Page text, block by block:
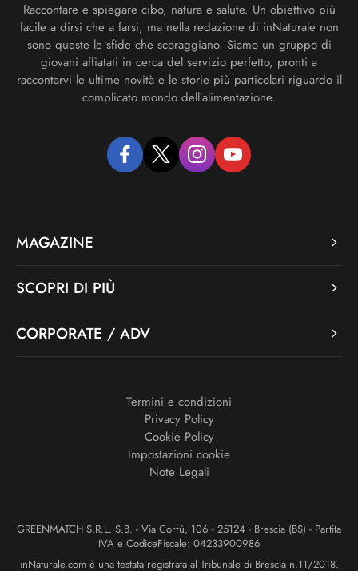
Raccontare e spiegare cibo, natura e salute. Un obiettivo più
facile a dirsi che a farsi, ma nella redazione di inNaturale non
sono queste le sfide che scoraggiano. Siamo un gruppo di
giovani affiatati in cerca del servizio perfetto, pronti a
raccontarvi le ultime novità e le storie più particolari riguardo il
complicato mondo dell’alimentazione.
facebooktwitter instagramyoutube
MAGAZINE
SCOPRI DI PIÙ
CORPORATE / ADV
Termini e condizioni
Privacy Policy
Cookie Policy
Impostazioni cookie
Note Legali
GREENMATCH S.R.L. S.B. - Via Corfù, 106 - 25124 - Brescia (BS) - Partita
IVA e CodiceFiscale: 04233900986
inNaturale.com è una testata registrata al Tribunale di Brescia n.11/2018.